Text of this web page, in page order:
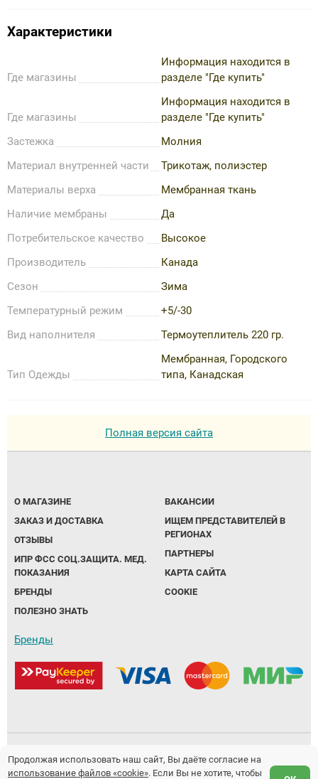
Характеристики
Где магазины
Информация находится в
разделе "Где купить"
Где магазины
Информация находится в
разделе "Где купить"
Застежка
Молния
Материал внутренней части
Трикотаж, полиэстер
Материалы верха
Мембранная ткань
Наличие мембраны
Да
Потребительское качество
Высокое
Производитель
Канада
Сезон
Зима
Температурный режим
+5/-30
Вид наполнителя
Термоутеплитель 220 гр.
Тип Одежды
Мембранная, Городского
типа, Канадская
Полная версия сайта
О МАГАЗИНЕ
ЗАКАЗ И ДОСТАВКА
ОТЗЫВЫ
ИПР ФСС СОЦ.ЗАЩИТА. МЕД.
ПОКАЗАНИЯ
БРЕНДЫ
ПОЛЕЗНО ЗНАТЬ
ВАКАНСИИ
ИЩЕМ ПРЕДСТАВИТЕЛЕЙ В
РЕГИОНАХ
ПАРТНЕРЫ
КАРТА САЙТА
COOKIE
Бренды
Политика обработки персональных данных
Продолжая использовать наш сайт, Вы даёте согласие на
использование файлов «cookie». Если Вы не хотите, чтобы